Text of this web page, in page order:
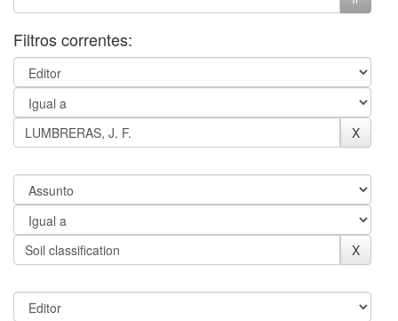
Filtros correntes: